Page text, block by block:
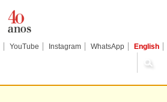
YouTube Instagram WhatsApp English